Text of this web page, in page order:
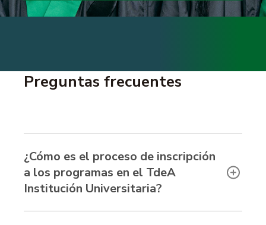
Preguntas frecuentes
¿Cómo es el proceso de inscripción
a los programas en el TdeA
Institución Universitaria?